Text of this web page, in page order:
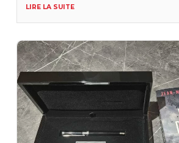
manufactures et un programme de
dans la
LIRE LA SUITE